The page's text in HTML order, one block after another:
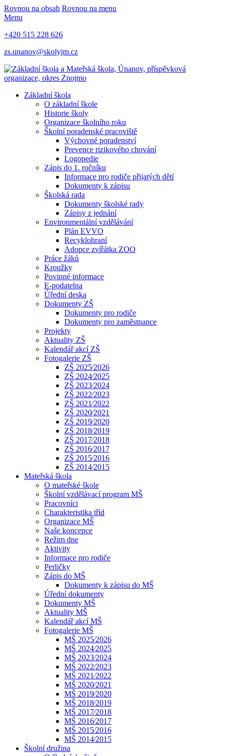
Rovnou na obsah Rovnou na menu
Menu
+420 515 228 626
zs.unanov@skolyjm.cz
Základní škola
O základní škole
Historie školy
Organizace školního roku
Školní poradenské pracoviště
Výchovné poradenství
Prevence rizikového chování
Logopedie
Zápis do 1. ročníku
Informace pro rodiče přijatých dětí
Dokumenty k zápisu
Školská rada
Dokumenty školské rady
Zápisy z jednání
Environmentální vzdělávání
Plán EVVO
Recyklohraní
Adopce zvířátka ZOO
Práce žáků
Kroužky
Povinné informace
E-podatelna
Úřední deska
Dokumenty ZŠ
Dokumenty pro rodiče
Dokumenty pro zaměstnance
Projekty
Aktuality ZŠ
Kalendář akcí ZŠ
Fotogalerie ZŠ
ZŠ 2025⁄2026
ZŠ 2024⁄2025
ZŠ 2023⁄2024
ZŠ 2022⁄2023
ZŠ 2021⁄2022
ZŠ 2020⁄2021
ZŠ 2019⁄2020
ZŠ 2018⁄2019
ZŠ 2017⁄2018
ZŠ 2016⁄2017
ZŠ 2015⁄2016
ZŠ 2014⁄2015
Mateřská škola
O mateřské škole
Školní vzdělávací program MŠ
Pracovníci
Charakteristika tříd
Organizace MŠ
Naše koncepce
Režim dne
Aktivity
Informace pro rodiče
Perličky
Zápis do MŠ
Dokumenty k zápisu do MŠ
Úřední dokumenty
Dokumenty MŠ
Aktuality MŠ
Kalendář akcí MŠ
Fotogalerie MŠ
MŠ 2025⁄2026
MŠ 2024⁄2025
MŠ 2023⁄2024
MŠ 2022⁄2023
MŠ 2021⁄2022
MŠ 2020⁄2021
MŠ 2019⁄2020
MŠ 2018⁄2019
MŠ 2017⁄2018
MŠ 2016⁄2017
MŠ 2015⁄2016
MŠ 2014⁄2015
Školní družina